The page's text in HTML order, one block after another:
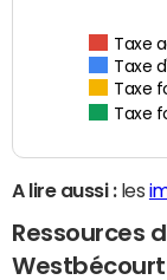
Taxe
Taxe
Taxe
Taxe
A lire aussi :les
Ressources
Westbécourt